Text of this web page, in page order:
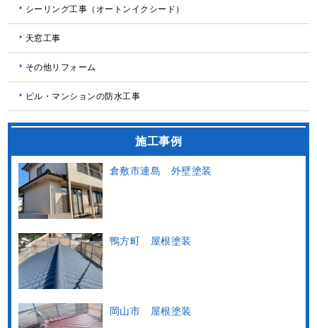
シーリング工事（オートンイクシード）
天窓工事
その他リフォーム
ビル・マンションの防水工事
施工事例
倉敷市連島 外壁塗装
鴨方町 屋根塗装
岡山市 屋根塗装